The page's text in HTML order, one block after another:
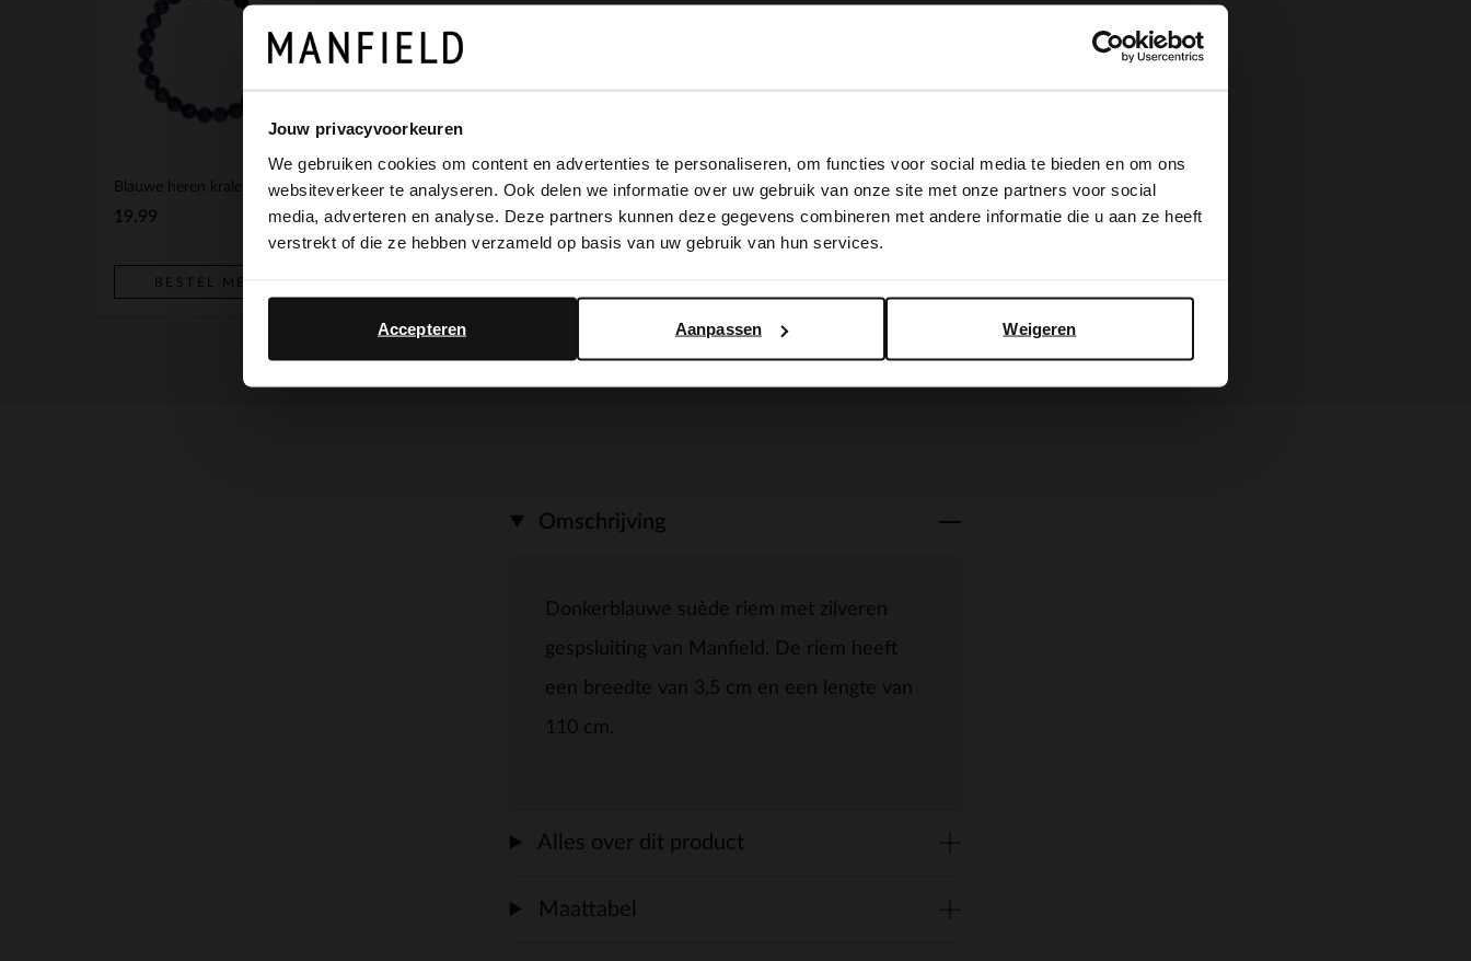
Jouw privacyvoorkeuren
We gebruiken cookies om content en advertenties te personaliseren, om functies voor social media te bieden en om ons
websiteverkeer te analyseren. Ook delen we informatie over uw gebruik van onze site met onze partners voor social
media, adverteren en analyse. Deze partners kunnen deze gegevens combineren met andere informatie die u aan ze heeft
verstrekt of die ze hebben verzameld op basis van uw gebruik van hun services.
Weigeren
Aanpassen
Accepteren
Blauwe heren kralenarmband
19.99
BESTEL MEE
Omschrijving
Donkerblauwe suède riem met zilveren
gespsluiting van Manfield. De riem heeft
een breedte van 3,5 cm en een lengte van
110 cm.
Alles over dit product
Maattabel
×
It looks like your language isn't Dutch. Would you like to